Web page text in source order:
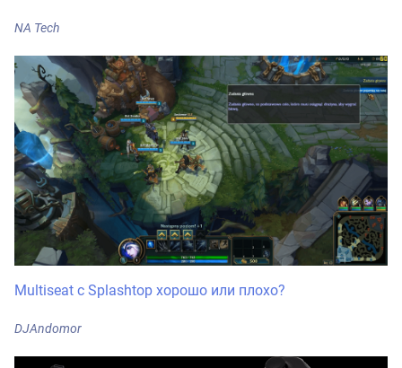
NA Tech
Multiseat с Splashtop хорошо или плохо?
DJAndomor